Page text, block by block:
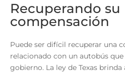
Recuperando su
compensación
Puede ser difícil recuperar una
relacionado con un autobús
gobierno. La ley de Texas